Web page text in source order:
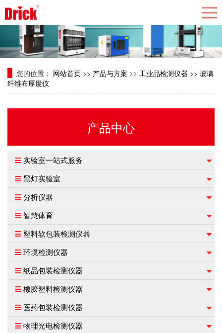
您的位置： 网站首页 >> 产品与方案 >> 工业品检测仪器 >> 玻璃
纤维布厚度仪
产品中心
实验室一站式服务
黑灯实验室
分析仪器
智慧体育
塑料软包装检测仪器
环境检测仪器
纸品包装检测仪器
橡胶塑料检测仪器
医药包装检测仪器
物理光电检测仪器